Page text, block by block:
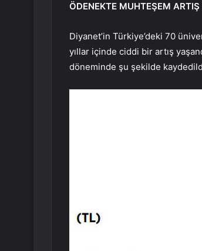
ÖDENEKTE MUHTEŞEM ARTIŞ
Diyanet’in Türkiye’deki 70
yıllar içinde ciddi bir artış
döneminde şu şekilde